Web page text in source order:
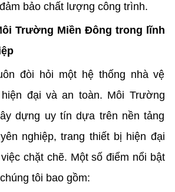
bảo chất lượng công trình.
Trường Miền Đông trong lĩnh
đòi hỏi một hệ thống nhà vệ
đại và an toàn. Môi Trường
dựng uy tín dựa trên nền tảng
nghiệp, trang thiết bị hiện đại
chặt chẽ. Một số điểm nổi bật
tôi bao gồm: